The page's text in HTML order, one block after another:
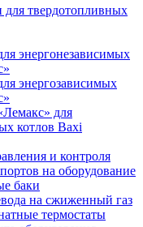
для твердотопливных
энергонезависимых
энергозависимых
для
котлов Baxi
и контроля
на оборудование
баки
на сжиженный газ
термостаты